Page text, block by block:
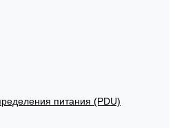
питания (PDU)